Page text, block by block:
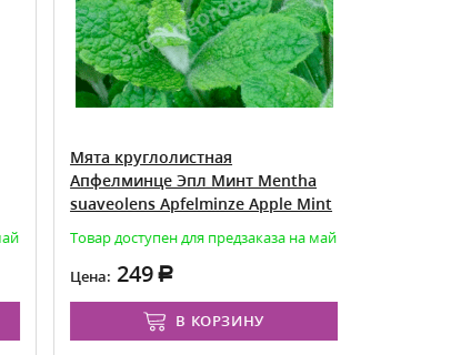
Мята круглолистная
Апфелминце Эпл Минт Mentha
suaveolens Apfelminze Apple Mint
Товар доступен для предзаказа на май
Цена: 249
В КОРЗИНУ